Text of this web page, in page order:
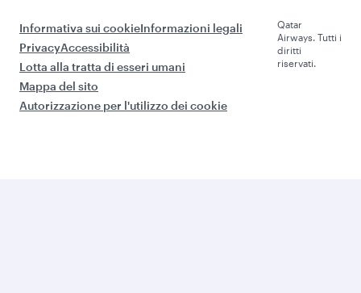
Informativa sui cookieInformazioni legali
PrivacyAccessibilità
Lotta alla tratta di esseri umani
Mappa del sito
Autorizzazione per l'utilizzo dei cookie
Qatar
Airways. Tutti i
diritti
riservati.